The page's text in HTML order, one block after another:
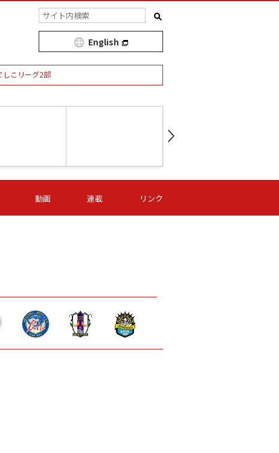
English
しこリーグ2部
09/06 (日) 15:00
-
第16節 09/06 (日) 15:00
- -
動画 連載 リンク